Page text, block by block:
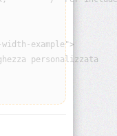
example">
personalizzata